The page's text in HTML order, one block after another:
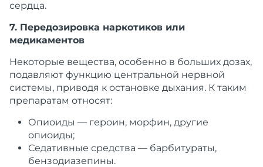
сердца.
7. Передозировка наркотиков или
медикаментов
Некоторые вещества, особенно в больших дозах,
подавляют функцию центральной нервной
системы, приводя к остановке дыхания. К таким
препаратам относят:
Опиоиды — героин, морфин, другие
опиоиды;
Седативные средства — барбитураты,
бензодиазепины.